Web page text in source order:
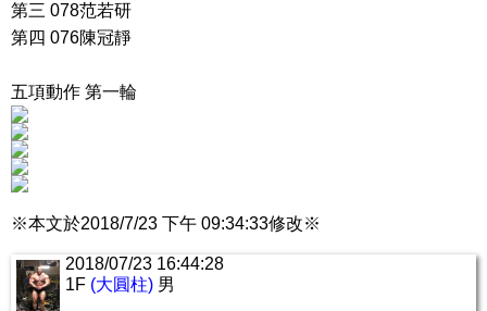
第三 078范若研
第四 076陳冠靜
五項動作 第一輪
※本文於2018/7/23 下午 09:34:33修改※
2018/07/23 16:44:28
1F (大圓柱) 男